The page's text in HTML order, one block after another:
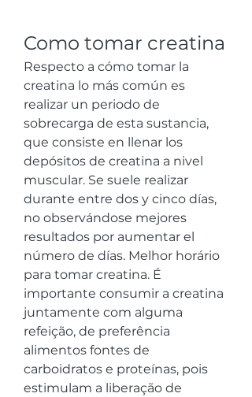
Como tomar creatina
Respecto a cómo tomar la
creatina lo más común es
realizar un periodo de
sobrecarga de esta sustancia,
que consiste en llenar los
depósitos de creatina a nivel
muscular. Se suele realizar
durante entre dos y cinco días,
no observándose mejores
resultados por aumentar el
número de días. Melhor horário
para tomar creatina. É
importante consumir a creatina
juntamente com alguma
refeição, de preferência
alimentos fontes de
carboidratos e proteínas, pois
estimulam a liberação de